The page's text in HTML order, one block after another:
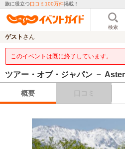
旅に役立つ口コミ100万件掲載！
検索
ゲスト さん
このイベントは既に終了しています。
ツアー・オブ・ジャパン －
概要 口コミ